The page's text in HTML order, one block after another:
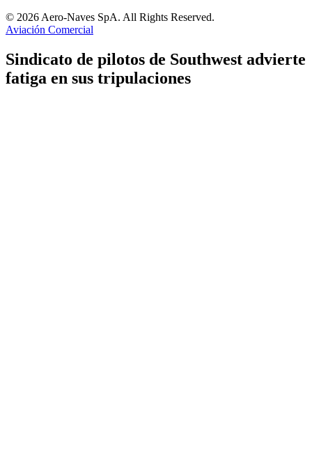
© 2026 Aero-Naves SpA. All Rights Reserved.
Aviación Comercial
Sindicato de pilotos de Southwest advierte
fatiga en sus tripulaciones